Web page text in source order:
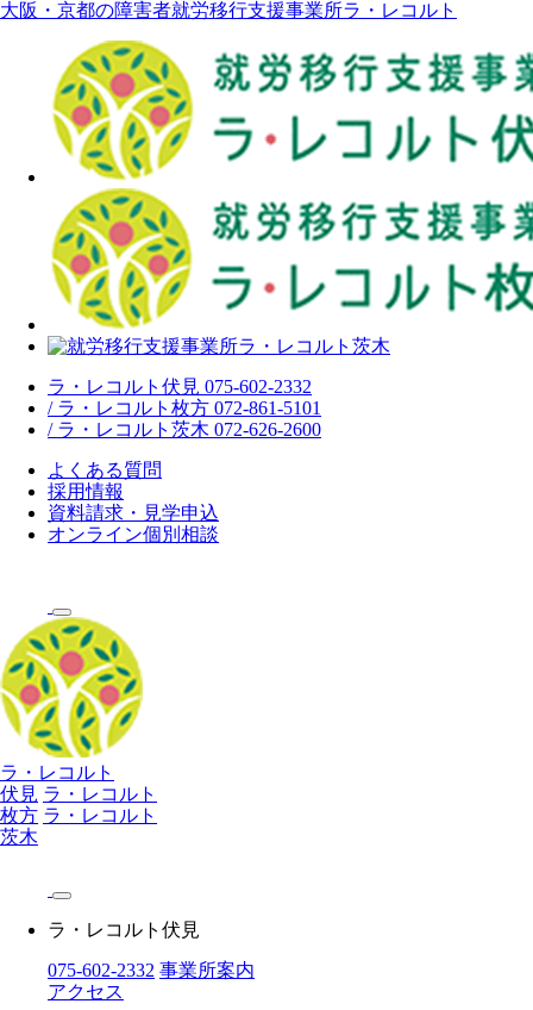
大阪・京都の障害者就労移行支援事業所ラ・レコルト
ラ・レコルト伏見 075-602-2332
/ ラ・レコルト枚方 072-861-5101
/ ラ・レコルト茨木 072-626-2600
よくある質問
採用情報
資料請求・見学申込
オンライン個別相談
ラ・レコルト
伏見 ラ・レコルト
枚方 ラ・レコルト
茨木
ラ・レコルト伏見
075-602-2332 事業所案内
アクセス